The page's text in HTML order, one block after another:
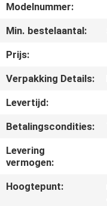
NEEM
CONTACT
MET
ONS
OP
NIEUWS
OFFERTE
AANVRAGEN
Modelnummer:
Min. bestelaantal:
Prijs:
Verpakking Details:
Levertijd:
Betalingscondities:
Levering
vermogen:
Hoogtepunt: